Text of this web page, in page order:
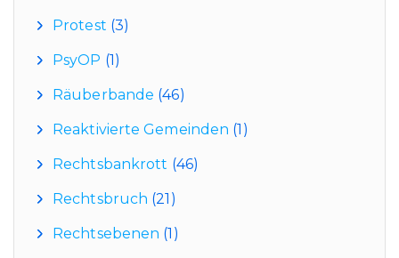
Protest (3)
PsyOP (1)
Räuberbande (46)
Reaktivierte Gemeinden (1)
Rechtsbankrott (46)
Rechtsbruch (21)
Rechtsebenen (1)